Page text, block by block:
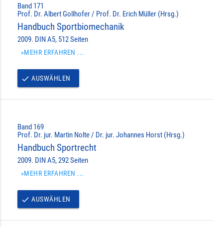
Band 171
Prof. Dr. Albert Gollhofer / Prof. Dr. Erich Müller (Hrsg.)
Handbuch Sportbiomechanik
2009. DIN A5, 512 Seiten
»MEHR ERFAHREN ...
done AUSWÄHLEN
Band 169
Prof. Dr. jur. Martin Nolte / Dr. jur. Johannes Horst (Hrsg.)
Handbuch Sportrecht
2009. DIN A5, 292 Seiten
»MEHR ERFAHREN ...
done AUSWÄHLEN